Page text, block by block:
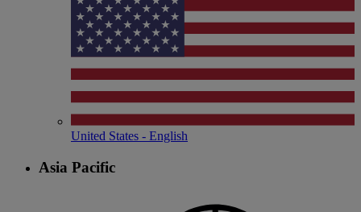
United States - English
Asia Pacific